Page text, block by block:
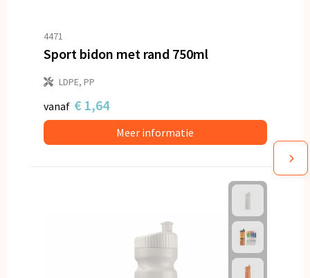
4471
Sport bidon met rand 750ml
LDPE, PP
vanaf € 1,64
Meer informatie